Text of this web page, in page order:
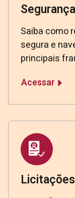
Segurança
Saiba como
segura e
principais
Acessar